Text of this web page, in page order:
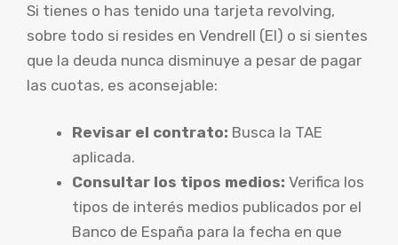
Si tienes o has tenido una tarjeta revolving,
sobre todo si resides en Vendrell (El) o si sientes
que la deuda nunca disminuye a pesar de pagar
las cuotas, es aconsejable:
Revisar el contrato: Busca la TAE
aplicada.
Consultar los tipos medios: Verifica los
tipos de interés medios publicados por el
Banco de España para la fecha en que